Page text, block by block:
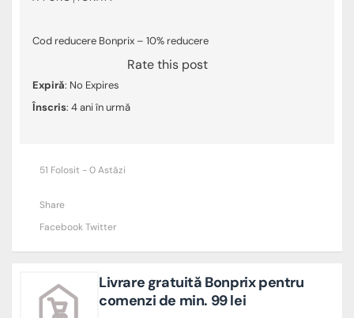
Cod reducere Bonprix – 10% reducere
Rate this post
Expiră: No Expires
Înscris: 4 ani în urmă
51 Folosit - 0 Astăzi
Share
FacebookTwitter
Livrare gratuită Bonprix pentru
comenzi de min. 99 lei